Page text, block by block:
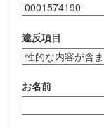
違反項目
お名前